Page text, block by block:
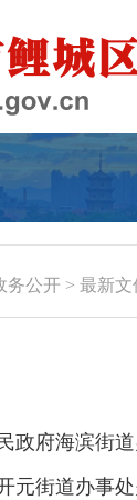
务公开 > 最新文
政府海滨街
元街道办事